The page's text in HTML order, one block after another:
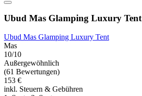
Ubud Mas Glamping Luxury Tent
Ubud Mas Glamping Luxury Tent
Mas
10/10
Außergewöhnlich
(61 Bewertungen)
153 €
inkl. Steuern & Gebühren